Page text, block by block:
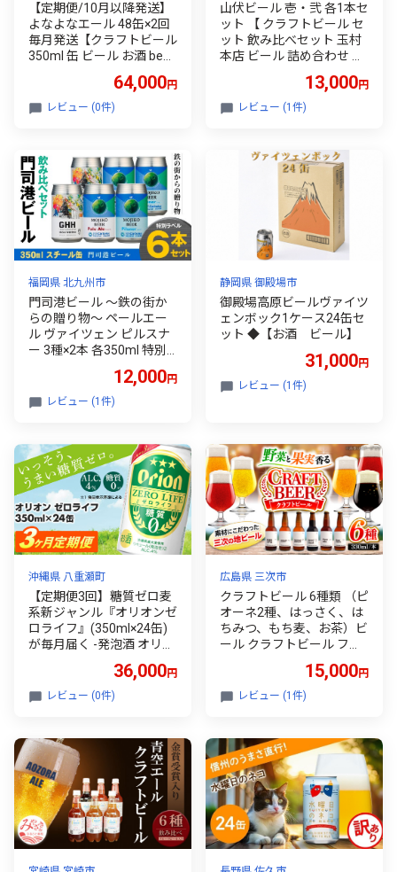
【定期便/10月以降発送】
よなよなエール 48缶×2回
毎月発送【クラフトビール
350ml 缶 ビール お酒 beer
晩酌 高評価 家計応援 ヤッ
ホーブルーイング】
64,000円
レビュー (0件)
山伏ビール 壱・弐 各1本セ
ット 【 クラフトビール セ
ット 飲み比べセット 玉村
本店 ビール 詰め合わせ 地
錦 ギフト 酒 お酒 アルコー
ル 飲料 志賀高原 長野県 長
13,000円
レビュー (1件)
福岡県 北九州市
門司港ビール ～鉄の街か
らの贈り物～ ペールエー
ル ヴァイツェン ピルスナ
ー 3種×2本 各350ml 特別
ット ビール 缶ビール クラ
フトビール お酒 酒 アルコ
12,000円
レビュー (1件)
静岡県 御殿場市
御殿場高原ビールヴァイツ
ェンボック1ケース24缶セ
ット ◆【お酒 ビール】
31,000円
レビュー (1件)
沖縄県 八重瀬町
【定期便3回】糖質ゼロ麦
系新ジャンル『オリオンゼ
ロライフ』(350ml×24缶)
が毎月届く -発泡酒 オリオ
糖質ゼロ ゼロライフ 糖質0
定期便 3ヶ月 麦芽3倍 麦の
重瀬【価格改定YA】
36,000円
レビュー (0件)
広島県 三次市
クラフトビール 6種類 （ピ
オーネ2種、はっさく、は
ちみつ、もち麦、お茶）ビ
ール クラフトビール フル
比べ 飲み比べセット 詰合
せ 詰め合わせ セット お酒
おすすめ 6本 おしゃれ 瓶
ビール 贈り物 誕生日 記念
日 お祝い お歳暮 パーティ
ー 高級 お土産 三次市/な
ちゅbio[APCA002]
15,000円
レビュー (1件)